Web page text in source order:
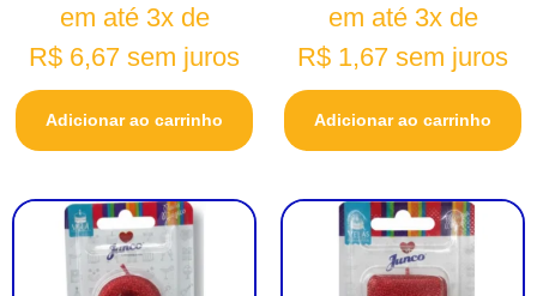
em até 3x de
R$ 6,67 sem juros
Adicionar ao carrinho
em até 3x de
R$ 1,67 sem juros
Adicionar ao carrinho